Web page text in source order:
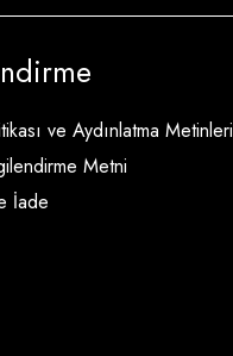
ve Aydınlatma Metinleri
Metni
İade